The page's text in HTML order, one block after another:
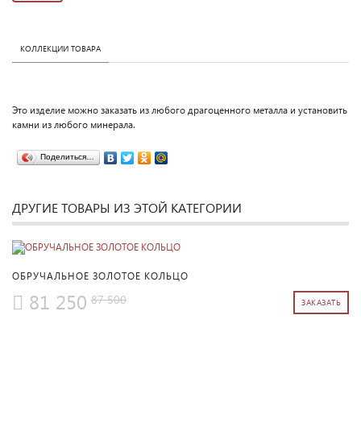
КОЛЛЕКЦИИ ТОВАРА
Это изделие можно заказать из любого драгоценного металла и установить
камни из любого минерала.
Поделиться…
ДРУГИЕ ТОВАРЫ ИЗ ЭТОЙ КАТЕГОРИИ
ПОДРОБНЕЕ
ОБРУЧАЛЬНОЕ ЗОЛОТОЕ КОЛЬЦО
81 250 87 500